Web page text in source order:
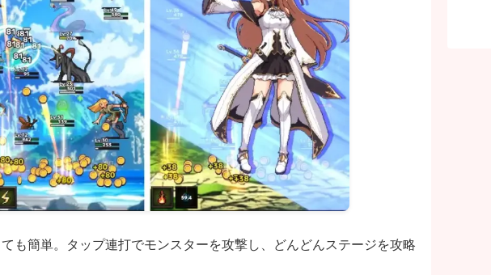
も簡単。タップ連打でモンスターを攻撃し、どんどんステージを攻略